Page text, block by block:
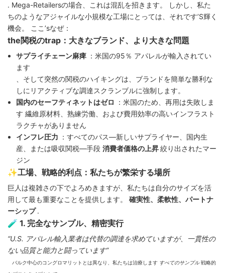
. Mega-Retailersの場合、これは混乱を招きます。 しかし、私た
ちのようなアジャイルな小規模な工場にとっては、それです’S輝く
機会。 ここ’sなぜ：
the関税のtrap：大きなブランド、より大きな問題
サプライチェーン麻痺 ：米国の95％ アパレルが輸入されてい
ます
、そして突然の関税のハイキングは、ブランドを簡単な勝利な
しにリアクティブな調達スクランブルに強制します。
国内のセーフティネットはゼロ
：米国のため、再用は失敗しま
す 繊維原材料、熟練労働、および費用効率の高いインフラスト
ラクチャがありません
インフレ圧力 ：すべてのパス—新しいサプライヤー、国内生
産、または吸収関税—手段 消費者価格の上昇絞り出されたマー
ジン
✨工場、戦略的利点：私たちが繁栄する場所
巨人は複雑さの下でよろめきますが、私たちは自分のサイズを活
用して最も重要なことを提供します。 確実性、柔軟性、パートナ
ーシップ.
🧪 1. 完全なサンプル、精密実行
“U.S. アパレル輸入業者は代替の調達を求めていますが、一貫性の
ない品質と能力と闘っています”
バルク中心のコングロマリットとは異なり、私たちは治療します すべてのサンプル戦略的